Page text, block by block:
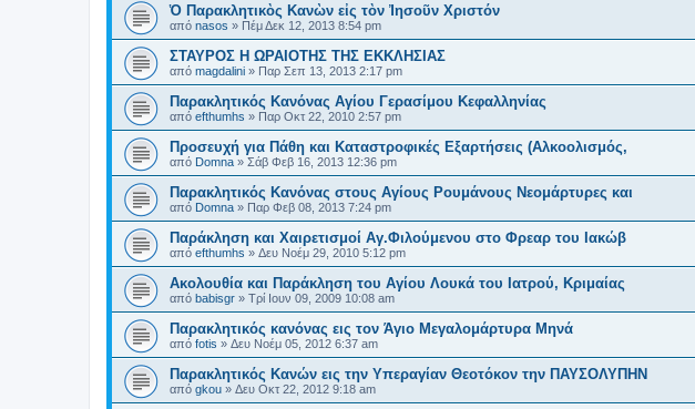
Ὁ Παρακλητικὸς Κανὼν εἰς τὸν Ἰησοῦν Χριστόν
από nasos » Πέμ Δεκ 12, 2013 8:54 pm
ΣΤΑΥΡΟΣ Η ΩΡΑΙΟΤΗΣ ΤΗΣ ΕΚΚΛΗΣΙΑΣ
από magdalini » Παρ Σεπ 13, 2013 2:17 pm
Παρακλητικός Κανόνας Αγίου Γερασίμου Κεφαλληνίας
από efthumhs » Παρ Οκτ 22, 2010 2:57 pm
Προσευχή για Πάθη και Καταστροφικές Εξαρτήσεις (Αλκοολισμός,
από Domna » Σάβ Φεβ 16, 2013 12:36 pm
Παρακλητικός Κανόνας στους Αγίους Ρουμάνους Νεομάρτυρες και
από Domna » Παρ Φεβ 08, 2013 7:24 pm
Παράκληση και Χαιρετισμοί Αγ.Φιλούμενου στο Φρεαρ του Ιακώβ
από efthumhs » Δευ Νοέμ 29, 2010 5:12 pm
Ακολουθία και Παράκληση του Αγίου Λουκά του Ιατρού, Κριμαίας
από babisgr » Τρί Ιουν 09, 2009 10:08 am
Παρακλητικός κανόνας εις τον Άγιο Μεγαλομάρτυρα Μηνά
από fotis » Δευ Νοέμ 05, 2012 6:37 am
Παρακλητικός Κανών εις την Υπεραγίαν Θεοτόκον την ΠΑΥΣΟΛΥΠΗΝ
από gkou » Δευ Οκτ 22, 2012 9:18 am